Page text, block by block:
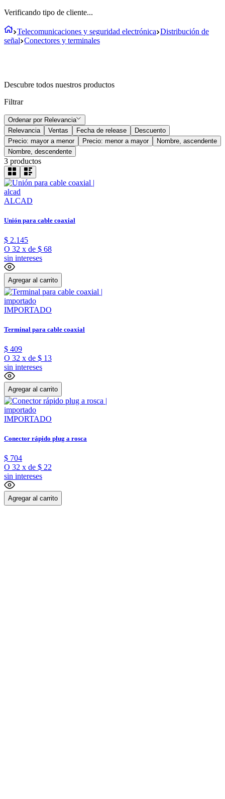
Verificando tipo de cliente...
Telecomunicaciones y seguridad electrónica Distribución de
señal Conectores y terminales
Descubre todos nuestros productos
Filtrar
Ordenar por Relevancia
Relevancia
Ventas Fecha de release
Descuento
Precio: mayor a menor
Precio: menor a mayor
Nombre, ascendente
Nombre, descendente
3 productos
ALCAD
Unión para cable coaxial
$ 2.145
O 32 x de $ 68
sin intereses
Agregar al carrito
IMPORTADO
Terminal para cable coaxial
$ 409
O 32 x de $ 13
sin intereses
Agregar al carrito
IMPORTADO
Conector rápido plug a rosca
$ 704
O 32 x de $ 22
sin intereses
Agregar al carrito